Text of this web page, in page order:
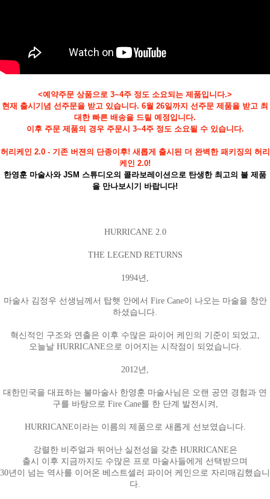
페이코 ID로
PAYCO 바로
<예약주문 상품으로 3~4주 정도 소요되는 제품입니다.>
현재 출시기념 선주문을 받고 있습니다. 6월 26일까지 선주문 제품을 받고 최
대한 빠른 배송을 드릴 예정입니다.
이후 주문 제품의 경우 주문시 3~4주 정도 소요될 수 있습니다.
허리케인 2.0 - 기존 버젼의 단종이후! 새롭게 출시된 더 완벽한 패키징의 허리
케인 2.0!
한영훈 마술사와 JSM 스튜디오의 콜라보레이션으로 탄생한 최고의 불 제품
을 만나보시기 바랍니다!
HURRICANE 2.0
THE LEGEND RETURNS
1994년,
마술사 김정우 선생님께서 탑햇 안에서 Fire Cane이 나오는 마술을 창안
하셨습니다.
혁신적인 구조와 연출은 이후 수많은 파이어 케인의 기준이 되었고,
오늘날 HURRICANE으로 이어지는 시작점이 되었습니다.
2012년,
대한민국을 대표하는 불마술사 한영훈 마술사님은 오랜 공연 경험과 연
구를 바탕으로 Fire Cane를 한 단계 발전시켜,
HURRICANE이라는 이름의 제품으로 새롭게 선보였습니다.
강렬한 비주얼과 뛰어난 실전성을 갖춘 HURRICANE은
출시 이후 지금까지도 수많은 프로 마술사들에게 선택받으며
30년이 넘는 역사를 이어온 베스트셀러 파이어 케인으로 자리매김했습니
다.